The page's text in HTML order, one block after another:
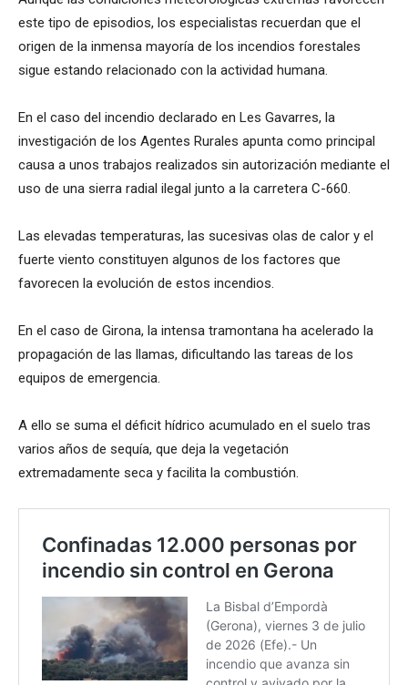
este tipo de episodios, los especialistas recuerdan que el
origen de la inmensa mayoría de los incendios forestales
sigue estando relacionado con la actividad humana.
En el caso del incendio declarado en Les Gavarres, la
investigación de los Agentes Rurales apunta como principal
causa a unos trabajos realizados sin autorización mediante el
uso de una sierra radial ilegal junto a la carretera C-660.
Las elevadas temperaturas, las sucesivas olas de calor y el
fuerte viento constituyen algunos de los factores que
favorecen la evolución de estos incendios.
En el caso de Girona, la intensa tramontana ha acelerado la
propagación de las llamas, dificultando las tareas de los
equipos de emergencia.
A ello se suma el déficit hídrico acumulado en el suelo tras
varios años de sequía, que deja la vegetación
extremadamente seca y facilita la combustión.